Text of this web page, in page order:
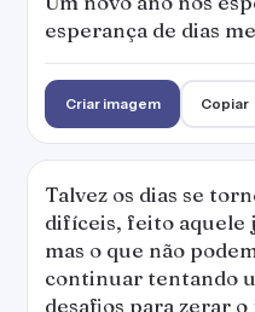
— Karyne Santiago
Criar imagem Copiar